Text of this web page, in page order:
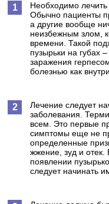
Необходимо
Обычно пациенты
а другие вообще
неизбежным злом,
времени. Такой
пузырьки на губах
заражения
болезнью как
Лечение следует
заболевания.
всем. Это первые
симптомы еще не
определенные
жжение, зуд и отек.
появлении
следует начинать